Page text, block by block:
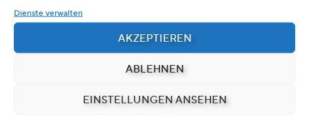
Dienste verwalten
AKZEPTIEREN
ABLEHNEN
EINSTELLUNGEN ANSEHEN
Farbsehtest
Eine
Farbsehstörung ist
Sehschwäche. Diese